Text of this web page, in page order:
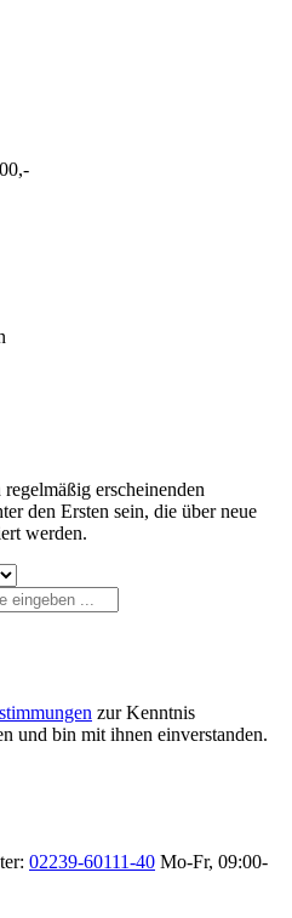
erscheinenden
den Ersten sein, die über neue
werden.
zur Kenntnis
und bin mit ihnen einverstanden.
02239-60111-40 Mo-Fr, 09:00-